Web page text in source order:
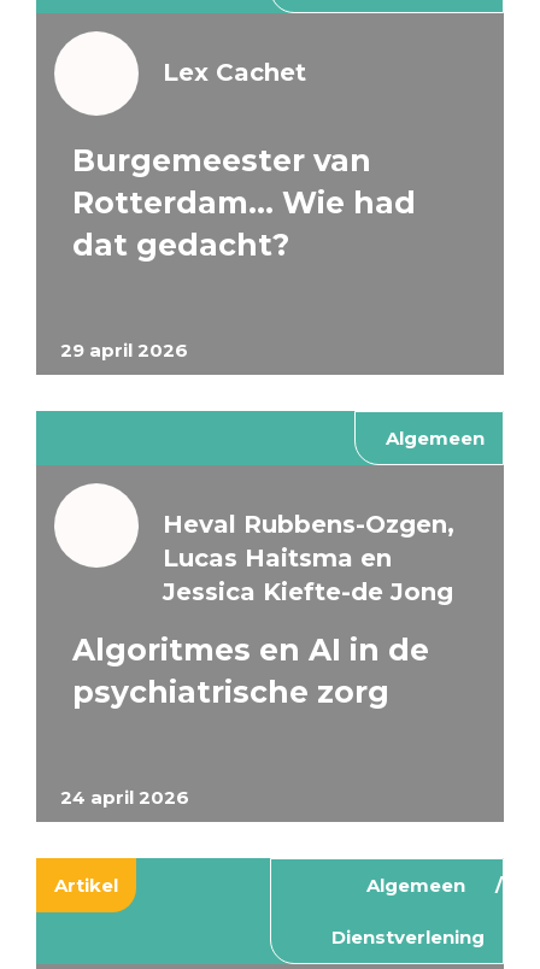
29 april 2026
Lex Cachet
Burgemeester van
Rotterdam… Wie had
dat gedacht?
Algemeen
24 april 2026
Heval Rubbens-Ozgen,
Lucas Haitsma en
Jessica Kiefte-de Jong
Algoritmes en AI in de
psychiatrische zorg
Artikel Algemeen
Dienstverlening